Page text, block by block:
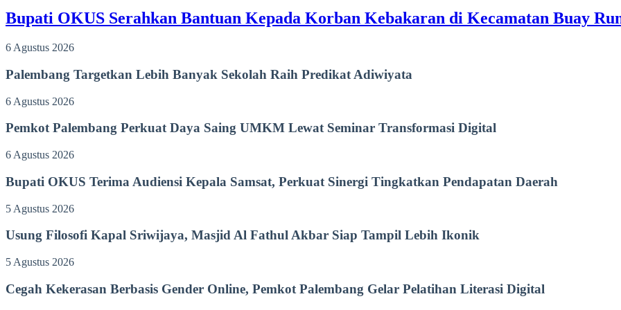
Bupati OKUS Serahkan Bantuan Kepada Korban Kebakaran di Kecamatan Buay
6 Agustus 2026
Palembang Targetkan Lebih Banyak Sekolah Raih Predikat Adiwiyata
6 Agustus 2026
Pemkot Palembang Perkuat Daya Saing UMKM Lewat Seminar Transformasi Digital
6 Agustus 2026
Bupati OKUS Terima Audiensi Kepala Samsat, Perkuat Sinergi Tingkatkan Pendapatan Daerah
5 Agustus 2026
Usung Filosofi Kapal Sriwijaya, Masjid Al Fathul Akbar Siap Tampil Lebih Ikonik
5 Agustus 2026
Cegah Kekerasan Berbasis Gender Online, Pemkot Palembang Gelar Pelatihan Literasi Digital